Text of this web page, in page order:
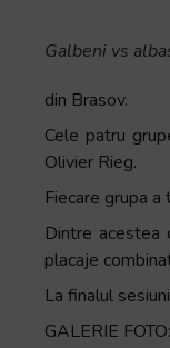
Galbeni vs
din Brasov.
Cele patru
Olivier Rieg.
Fiecare grupa
Dintre acestea
placaje
La finalul
GALERIE